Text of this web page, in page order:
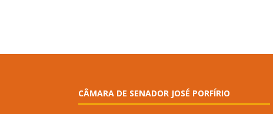
CÂMARA DE SENADOR JOSÉ PORFÍRIO